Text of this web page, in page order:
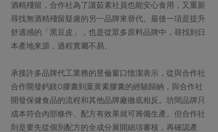
酒精殘留，合作社為了讓茹素社員也能安心食用，又重新
尋找無酒精殘留疑慮的另一品牌來替代。最後一項是提升
舒適感的「黑豆皮」，也是從眾多原料品牌中，尋找到日
本產地來源，過程實屬不易。
承接許多品牌代工業務的昱倫窗口憶潔表示，從與合作社
合作開發鈣鎂D膠囊到葉黃素膠囊的經驗歸納，與合作社
開發保健食品的流程和其他品牌廠徹底相反。坊間品牌只
成本符合內部條件、配方有效果就可籌備生產。但合作社
則是要先從個別配方的全成分展開細項審核，再確認產